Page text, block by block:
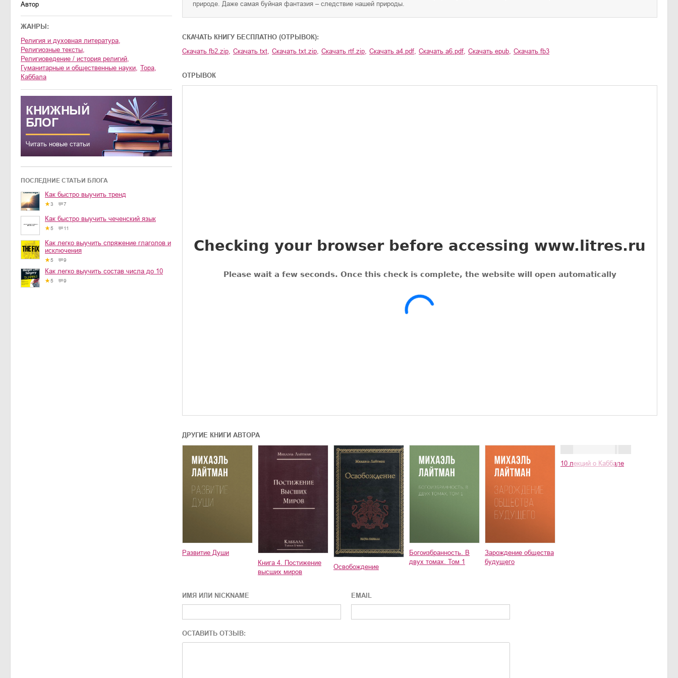
Автор
ЖАНРЫ:
религия и духовная литература,
религиозные тексты,
религиоведение / история религий,
гуманитарные и общественные науки, Тора,
Каббала
КНИЖНЫЙ
БЛОГ
Читать новые статьи
ПОСЛЕДНИЕ СТАТЬИ БЛОГА
Как быстро выучить тренд
3 7
Как быстро выучить чеченский язык
5 11
Как легко выучить спряжение глаголов и
исключения
5 9
Как легко выучить состав числа до 10
5 9
природе. Даже самая буйная фантазия – следствие нашей природы.
CКАЧАТЬ КНИГУ БЕСПЛАТНО (ОТРЫВОК):
Скачать fb2.zip, Скачать txt, Скачать txt.zip, Скачать rtf.zip, Скачать a4.pdf, Скачать a6.pdf, Скачать epub, Скачать fb3
ОТРЫВОК
ДРУГИЕ КНИГИ АВТОРА
Развитие Души
Книга 4. Постижение
высших миров
Освобождение
Богоизбранность. В
двух томах. Том 1
Зарождение общества
будущего
10 лекций о Каббале
ИМЯ ИЛИ NICKNAME EMAIL
ОСТАВИТЬ ОТЗЫВ: